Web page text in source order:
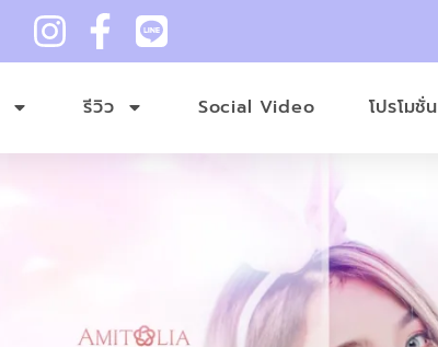
รีวิว Social Video โปรโมชั่น